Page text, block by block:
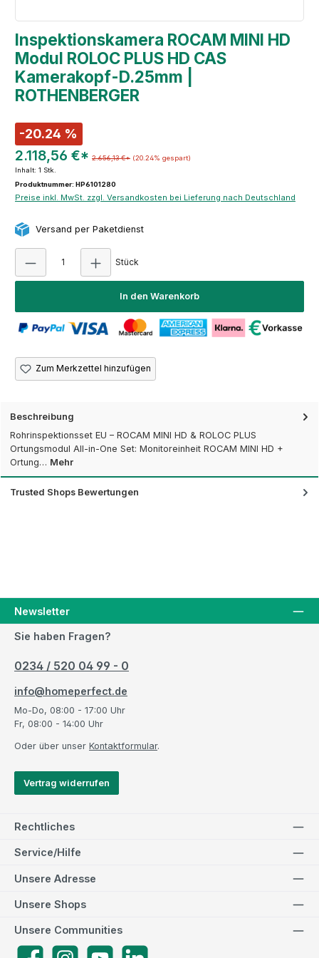
Inspektionskamera ROCAM MINI HD
Modul ROLOC PLUS HD CAS
Kamerakopf-D.25mm |
ROTHENBERGER
-20.24 %
2.118,56 €* 2.656,13 €* (20.24% gespart)
Inhalt: 1 Stk.
Produktnummer: HP6101280
Preise inkl. MwSt. zzgl. Versandkosten bei Lieferung nach Deutschland
Versand per Paketdienst
Stück
In den Warenkorb
Zum Merkzettel hinzufügen
Beschreibung
Rohrinspektionsset EU – ROCAM MINI HD & ROLOC PLUS
Ortungsmodul All-in-One Set: Monitoreinheit ROCAM MINI HD +
Ortung… Mehr
Trusted Shops Bewertungen
Newsletter
Sie haben Fragen?
0234 / 520 04 99 - 0
info@homeperfect.de
Mo-Do, 08:00 - 17:00 Uhr
Fr, 08:00 - 14:00 Uhr
Oder über unser Kontaktformular.
Vertrag widerrufen
Rechtliches
Service/Hilfe
Unsere Adresse
Unsere Communities
Unsere Shops